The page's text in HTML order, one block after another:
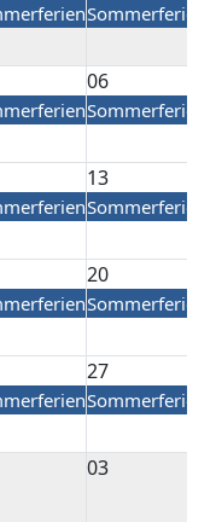
Sommerferien
06
Sommerferien
13
Sommerferien
20
Sommerferien
27
Sommerferien
03